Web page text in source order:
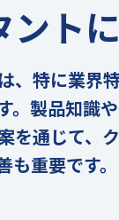
ント
、特に業界
。製品知識
を通じて、
重要です。